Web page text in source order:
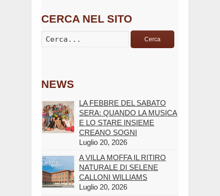
CERCA NEL SITO
Cerca
NEWS
LA FEBBRE DEL SABATO
SERA: QUANDO LA MUSICA
E LO STARE INSIEME
CREANO SOGNI
Luglio 20, 2026
A VILLA MOFFA IL RITIRO
NATURALE DI SELENE
CALLONI WILLIAMS
Luglio 20, 2026